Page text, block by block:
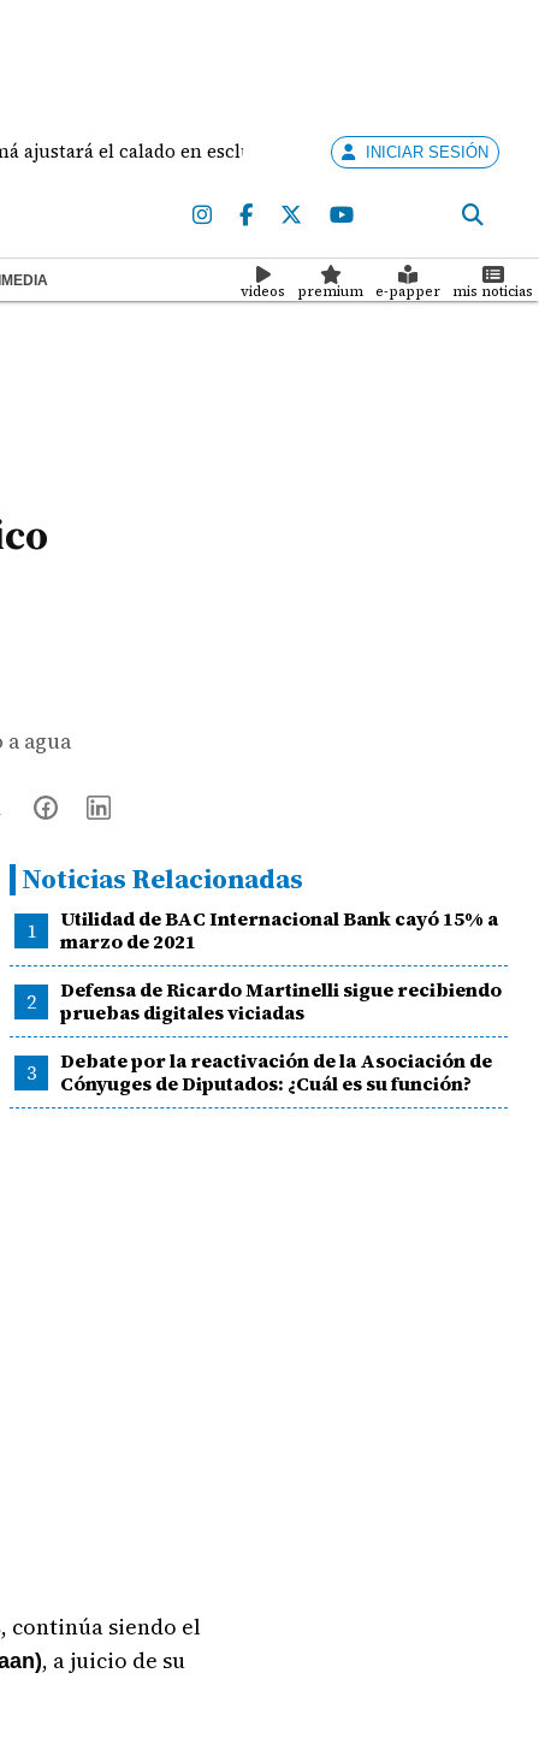
el calado en esclusas para barcos grandes sin recortar
INICIAR SESIÓN
videos premium e-papper mis noticias
agua
Noticias Relacionadas
1
Utilidad de BAC Internacional Bank cayó 15% a
marzo de 2021
2
Defensa de Ricardo Martinelli sigue recibiendo
pruebas digitales viciadas
3
Debate por la reactivación de la Asociación de
Cónyuges de Diputados: ¿Cuál es su función?
, continúa siendo el
, a juicio de su